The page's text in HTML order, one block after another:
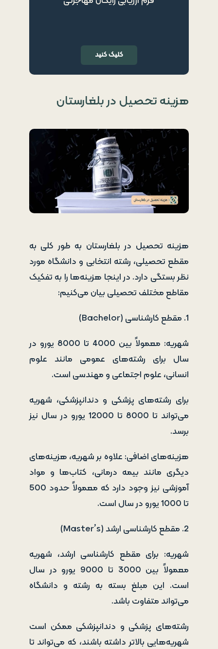
کلیک کنید
هزینه تحصیل در بلغارستان
هزینه تحصیل در بلغارستان به طور کلی به
مقطع تحصیلی، رشته انتخابی و دانشگاه مورد
نظر بستگی دارد. در اینجا هزینه‌ها را به تفکیک
مقاطع مختلف تحصیلی بیان می‌کنیم:
1. مقطع کارشناسی (Bachelor)
شهریه: معمولاً بین 4000 تا 8000 یورو در
سال برای رشته‌های عمومی مانند علوم
انسانی، علوم اجتماعی و مهندسی است.
برای رشته‌های پزشکی و دندانپزشکی، شهریه
می‌تواند تا 8000 تا 12000 یورو در سال نیز
برسد.
هزینه‌های اضافی: علاوه بر شهریه، هزینه‌های
دیگری مانند بیمه درمانی، کتاب‌ها و مواد
آموزشی نیز وجود دارد که معمولاً حدود 500
تا 1000 یورو در سال است.
2. مقطع کارشناسی ارشد (Master’s)
شهریه: برای مقطع کارشناسی ارشد، شهریه
معمولاً بین 3000 تا 9000 یورو در سال
است. این مبلغ بسته به رشته و دانشگاه
می‌تواند متفاوت باشد.
رشته‌های پزشکی و دندانپزشکی ممکن است
شهریه‌هایی بالاتر داشته باشند، که می‌تواند تا